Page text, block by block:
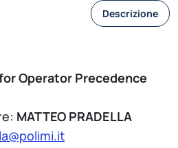
Descrizione
Operator Precedence
MATTEO PRADELLA